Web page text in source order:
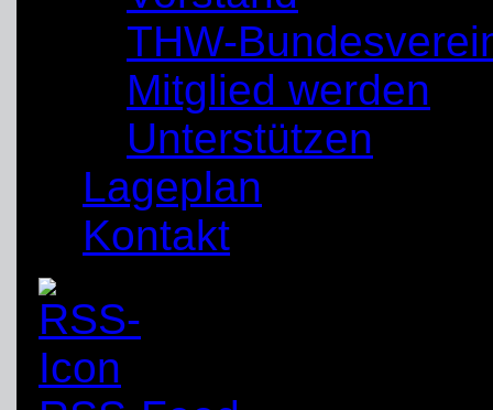
THW-
Mitglied werden
Unterstützen
Lageplan
Kontakt